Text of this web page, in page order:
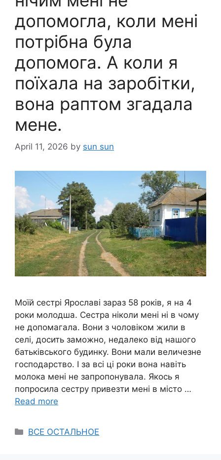
допомогла, коли мені
потрібна була
допомога. А коли я
поїхала на заробітки,
вона раптом згадала
мене.
April 11, 2026 by sun sun
Моїй сестрі Ярославі зараз 58 років, я на 4
роки молодша. Сестра ніколи мені ні в чому
не допомагала. Вони з чоловіком жили в
селі, досить заможно, недалеко від нашого
батьківського будинку. Вони мали величезне
господарство. І за всі ці роки вона навіть
молока мені не запропонувала. Якось я
попросила сестру привезти мені в місто …
Read more
Categories
ВСЕ ОСТАЛЬНОЕ